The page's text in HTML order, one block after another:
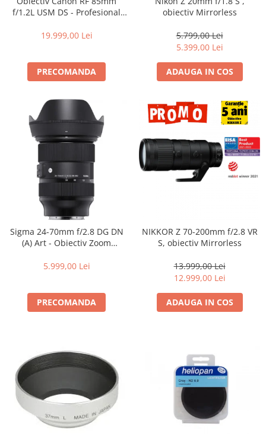
Becuri si lampa blitz studio
Imprimante si Consumabile
Imprimante
Scannere Documente
Hartie foto
Filme foto si scanere film
Materiale foto alb-negru
Aparate foto unica folosinta
Filme instant FUJI INSTAX
Chimicale developare film alb-
negru
diapozitive 35mm color
negative 35mm alb-negru
negative late 120mm color
Scanere Film
Binocluri, Lupe si Telescoape
Binocluri
f/1.2L USM DS - Profesional
L
19.999,00 Lei
PRECOMANDA
obiectiv Mirrorless
5.799,00 Lei
5.399,00 Lei
ADAUGA IN COS
Sigma 24-70mm f/2.8 DG DN
(A) Art - Obiectiv Zoom
Sony E
5.999,00 Lei
PRECOMANDA
NIKKOR Z 70-200mm f/2.8 VR
S, obiectiv Mirrorless
13.999,00 Lei
12.999,00 Lei
ADAUGA IN COS